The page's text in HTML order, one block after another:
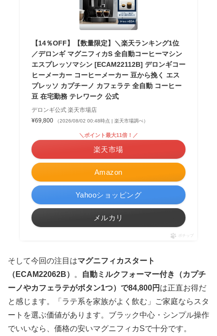
【14％OFF】【数量限定】＼楽天ランキング1位
／デロンギ マグニフィカS 全自動コーヒーマシン
エスプレッソマシン [ECAM22112B] デロンギコー
ヒーメーカー コーヒーメーカー 豆から挽く エス
プレッソ カプチーノ カフェラテ 全自動 コーヒー
豆 在宅勤務 テレワーク 公式
デロンギ公式 楽天市場店
¥69,800
（2026/08/02 00:48時点 | 楽天市場調べ）
Amazon
＼ポイント最大11倍！／
楽天市場
Yahooショッピング
メルカリ
ポチップ
そして今回の注目はマグニフィカスタート
（ECAM22062B）
。
自動ミルクフォーマー付き（カプチ
ーノやカフェラテがボタン1つ）で84,800円 は正直お得だ
と感じます。「ラテ系を家族がよく飲む」ご家庭ならスタ
ートを選ぶ価値があります。ブラック中心・シンプル操作
でいいなら、価格の安いマグニフィカSで十分です。